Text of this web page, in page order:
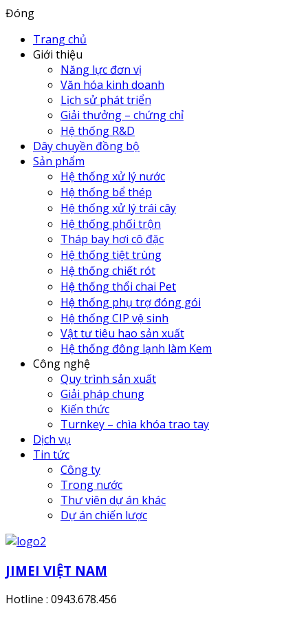
Đóng
Trang chủ
Giới thiệu
Năng lực đơn vị
Văn hóa kinh doanh
Lịch sử phát triển
Giải thưởng – chứng chỉ
Hệ thống R&D
Dây chuyền đồng bộ
Sản phẩm
Hệ thống xử lý nước
Hệ thống bể thép
Hệ thống xử lý trái cây
Hệ thống phối trộn
Tháp bay hơi cô đặc
Hệ thống tiệt trùng
Hệ thống chiết rót
Hệ thống thổi chai Pet
Hệ thống phụ trợ đóng gói
Hệ thống CIP vệ sinh
Vật tư tiêu hao sản xuất
Hệ thống đông lạnh làm Kem
Công nghệ
Quy trình sản xuất
Giải pháp chung
Kiến thức
Turnkey – chìa khóa trao tay
Dịch vụ
Tin tức
Công ty
Trong nước
Thư viên dự án khác
Dự án chiến lược
JIMEI VIỆT NAM
Hotline : 0943.678.456